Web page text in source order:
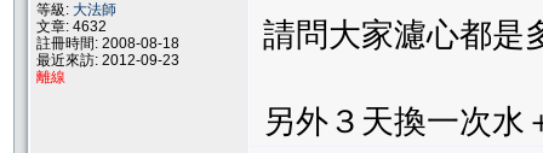
等級: 大法師
文章: 4632
註冊時間: 2008-08-18
最近來訪: 2012-09-23
離線
請問大家濾心都是
另外３天換一次水